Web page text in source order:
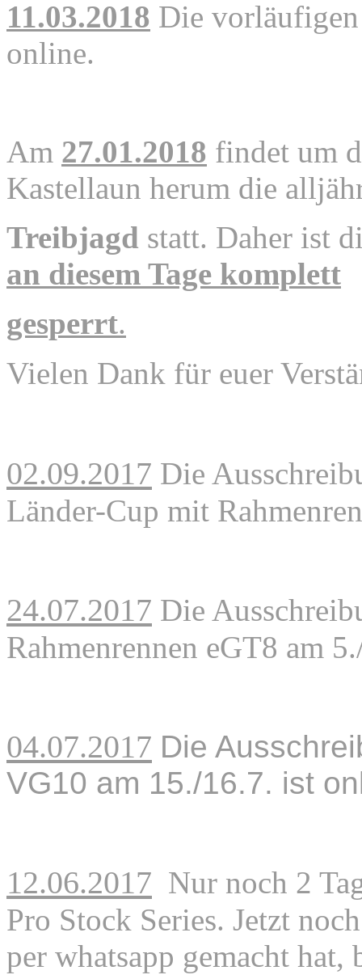
11.03.2018 Die
online.
Am 27.01.2018 findet um
Kastellaun herum die
Treibjagd statt. Daher ist
an diesem Tage komplett
gesperrt.
Vielen Dank für euer
02.09.2017 Die
Länder-Cup mit
24.07.2017 Die
Rahmenrennen eGT8 am
04.07.2017 Die
VG10 am 15./16.7. ist
12.06.2017 Nur noch 2
Pro Stock Series. Jetzt
per whatsapp gemacht